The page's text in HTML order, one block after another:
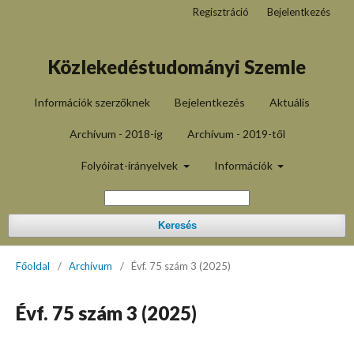
Közlekedéstudományi Szemle
Információk szerzőknek Bejelentkezés Aktuális
Archívum - 2018-ig Archívum - 2019-től
Folyóirat-irányelvek Információk
Keresés
Regisztráció Bejelentkezés
Főoldal / Archívum / Évf. 75 szám 3 (2025)
Évf. 75 szám 3 (2025)